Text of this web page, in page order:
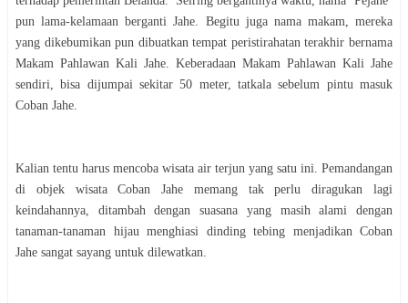
pun lama-kelamaan berganti Jahe. Begitu juga nama makam, mereka
yang dikebumikan pun dibuatkan tempat peristirahatan terakhir bernama
Makam Pahlawan Kali Jahe. Keberadaan Makam Pahlawan Kali Jahe
sendiri, bisa dijumpai sekitar 50 meter, tatkala sebelum pintu masuk
Coban Jahe.
Kalian tentu harus mencoba wisata air terjun yang satu ini. Pemandangan
di objek wisata Coban Jahe memang tak perlu diragukan lagi
keindahannya, ditambah dengan suasana yang masih alami dengan
tanaman-tanaman hijau menghiasi dinding tebing menjadikan Coban
Jahe sangat sayang untuk dilewatkan.